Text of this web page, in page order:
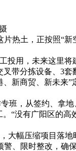
热土，正按照“新
投用，未来这里将
带分拣设备、3套
新商贸、新未来”
班，从签约、拿
“没有广阳区的高
大幅压缩项目落地
、限时整改，确